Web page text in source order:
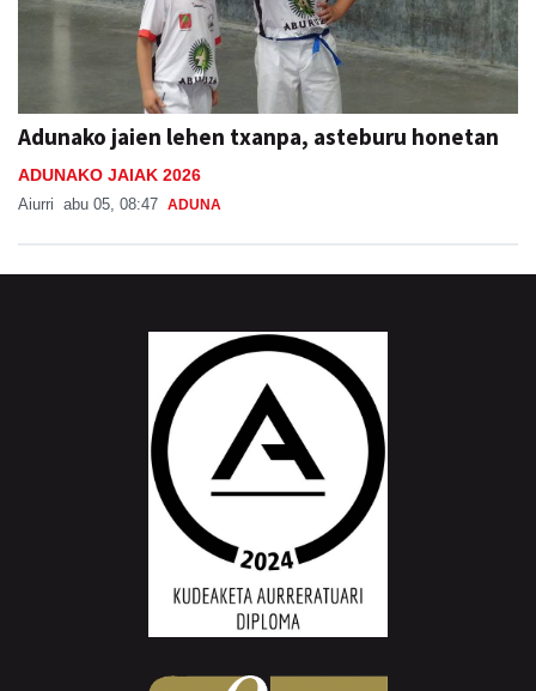
Adunako jaien lehen txanpa, asteburu honetan
ADUNAKO JAIAK 2026
Aiurri abu 05, 08:47 ADUNA